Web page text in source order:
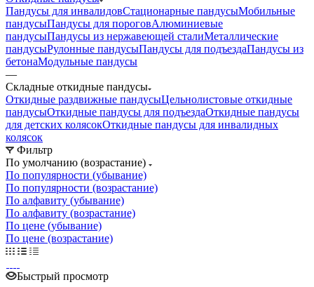
Пандусы для инвалидовСтационарные пандусыМобильные
пандусыПандусы для пороговАлюминиевые
пандусыПандусы из нержавеющей сталиМеталлические
пандусыРулонные пандусыПандусы для подъездаПандусы из
бетонаМодульные пандусы
—
Складные откидные пандусы
Откидные раздвижные пандусыЦельнолистовые откидные
пандусыОткидные пандусы для подъездаОткидные пандусы
для детских колясокОткидные пандусы для инвалидных
колясок
Фильтр
По умолчанию (возрастание)
По популярности (убывание)
По популярности (возрастание)
По алфавиту (убывание)
По алфавиту (возрастание)
По цене (убывание)
По цене (возрастание)
Быстрый просмотр